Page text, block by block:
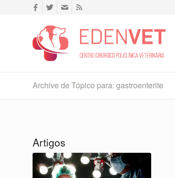
Archive de Tópico para: gastroenterite
Artigos